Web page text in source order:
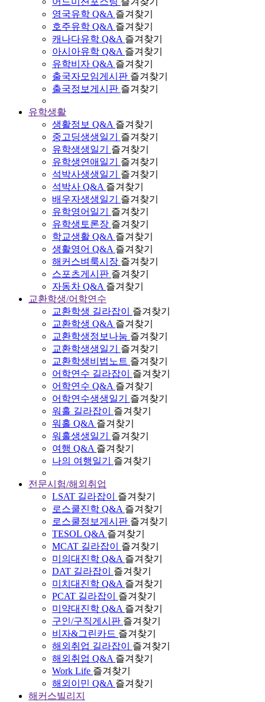
영국유학 Q&A 즐겨찾기
호주유학 Q&A 즐겨찾기
캐나다유학 Q&A 즐겨찾기
아시아유학 Q&A 즐겨찾기
유학비자 Q&A 즐겨찾기
출국자모임게시판 즐겨찾기
출국정보게시판 즐겨찾기
유학생활
생활정보 Q&A 즐겨찾기
중고딩생생일기
즐겨찾기
유학생생일기
즐겨찾기
유학생연애일기
즐겨찾기
석박사생생일기
즐겨찾기
석박사 Q&A 즐겨찾기
배우자생생일기
즐겨찾기
유학영어일기
즐겨찾기
유학생토론장 즐겨찾기
학교생활 Q&A 즐겨찾기
생활영어 Q&A 즐겨찾기
해커스벼룩시장 즐겨찾기
스포츠게시판 즐겨찾기
자동차 Q&A 즐겨찾기
교환학생/어학연수
교환학생 길라잡이
즐겨찾기
교환학생 Q&A 즐겨찾기
교환학생정보나눔 즐겨찾기
교환학생생일기
즐겨찾기
교환학생비법노트 즐겨찾기
어학연수 길라잡이
즐겨찾기
어학연수 Q&A 즐겨찾기
어학연수생생일기
즐겨찾기
워홀 길라잡이
즐겨찾기
워홀 Q&A 즐겨찾기
워홀생생일기
즐겨찾기
여행 Q&A 즐겨찾기
나의 여행일기
즐겨찾기
전문시험/해외취업
LSAT 길라잡이
즐겨찾기
로스쿨진학 Q&A 즐겨찾기
로스쿨정보게시판 즐겨찾기
TESOL Q&A 즐겨찾기
MCAT 길라잡이
즐겨찾기
미의대진학 Q&A 즐겨찾기
DAT 길라잡이
즐겨찾기
미치대진학 Q&A 즐겨찾기
PCAT 길라잡이
즐겨찾기
미약대진학 Q&A 즐겨찾기
구인/구직게시판 즐겨찾기
비자&그린카드 즐겨찾기
해외취업 길라잡이
즐겨찾기
해외취업 Q&A 즐겨찾기
Work Life 즐겨찾기
해외이민 Q&A 즐겨찾기
해커스빌리지